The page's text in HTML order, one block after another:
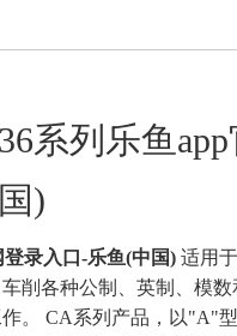
系列乐鱼
)
录入口-乐鱼(中国) 适用
削各种公制、英制、模
。 CA系列产品，以"A"